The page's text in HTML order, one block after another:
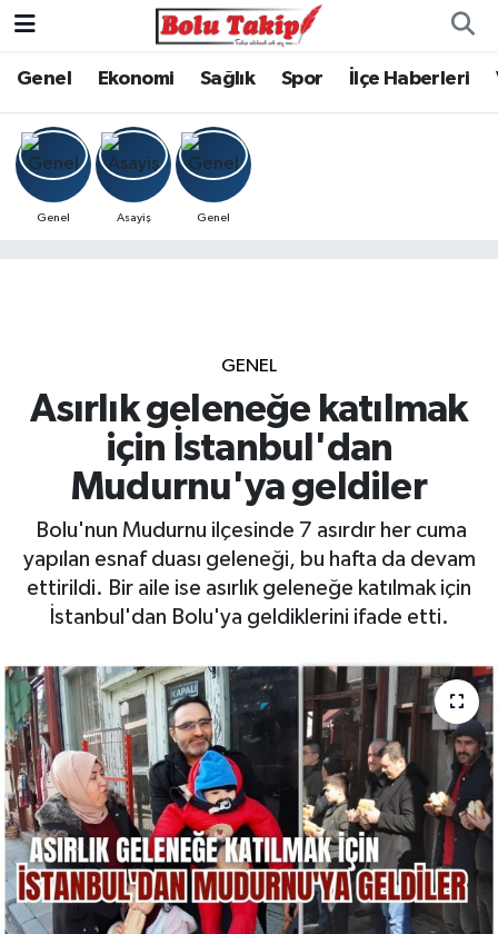
Genel Ekonomi Sağlık Spor İlçe Haberleri
Genel Asayiş Genel
GENEL
Asırlık geleneğe katılmak
için İstanbul'dan
Mudurnu'ya geldiler
Bolu'nun Mudurnu ilçesinde 7 asırdır her cuma
yapılan esnaf duası geleneği, bu hafta da devam
ettirildi. Bir aile ise asırlık geleneğe katılmak için
İstanbul'dan Bolu'ya geldiklerini ifade etti.